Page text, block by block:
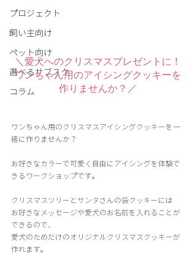
プロジェクト
飼い主向け
ペット向け
選べるサブスク
コラム
＼愛犬へのクリスマスプレゼントに！
ワンちゃん用のアイシングクッキーを
作りませんか？／
ワンちゃん用のクリスマスアイシングクッキーを一
緒に作りませんか？
お好きなカラーで可愛く自由にアイシングを体験で
きるワークショップです。
クリスマスツリーとサンタさんの袋クッキーには
お好きなメッセージや愛犬のお名前を入れることが
できるので、
愛犬のためだけのオリジナルクリスマスクッキーが
作れます。